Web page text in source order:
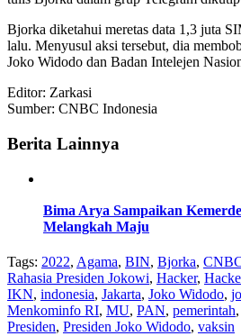
Bjorka diketahui meretas data 1,3 juta
lalu. Menyusul aksi tersebut, dia
Joko Widodo dan Badan Intelejen
Editor: Zarkasi
Sumber: CNBC Indonesia
Berita Lainnya
Bima Arya Sampaikan
Melangkah Maju
Tags: 2022, Agama, BIN, Bjorka,
Rahasia Presiden Jokowi, Hacker,
IKN, indonesia, Jakarta, Joko Widodo,
Menkominfo RI, MU, PAN, pemerintah,
Presiden, Presiden Joko Widodo, vaksin